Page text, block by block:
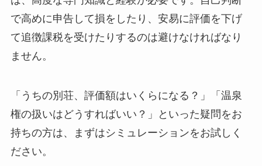
で高めに申告して損をしたり、安易に評価を下げ
て追徴課税を受けたりするのは避けなければなり
ません。
「うちの別荘、評価額はいくらになる？」「温泉
権の扱いはどうすればいい？」といった疑問をお
持ちの方は、まずはシミュレーションをお試しく
ださい。